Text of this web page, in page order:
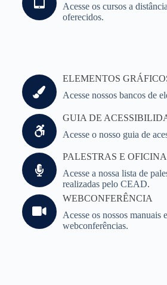
Acesse os cursos a
oferecidos.
ELEMENTOS
Acesse nossos bancos de
GUIA DE
Acesse o nosso guia de
PALESTRAS E
Acesse a nossa lista de
realizadas pelo CEAD.
WEBCONFERÊNCIA
Acesse os nossos manuais
webconferências.